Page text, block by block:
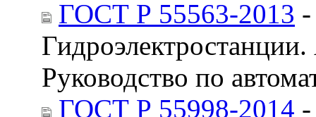
ГОСТ Р 55563-2013
Руководство по
ГОСТ Р 55998-2014